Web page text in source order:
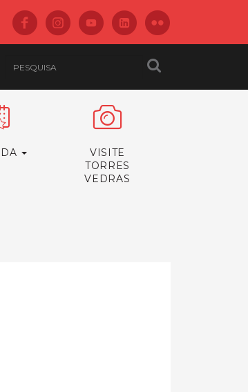
VISITE
TORRES
VEDRAS